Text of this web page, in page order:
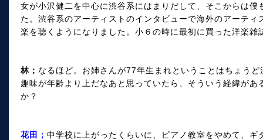
女が小沢健二を中心に渋谷系にはまりだして、そこからは
た。渋谷系のアーティストのインタビューで海外のアーテ
楽を聴くようになりました。小６の時に最初に買った洋楽雑
林； なるほど。お姉さんが77年生まれということはちょう
趣味が年齢より上だなあと思っていたら、そういう経緯が
か？
花田； 中学校に上がったくらいに、ピアノ教室をやめて、